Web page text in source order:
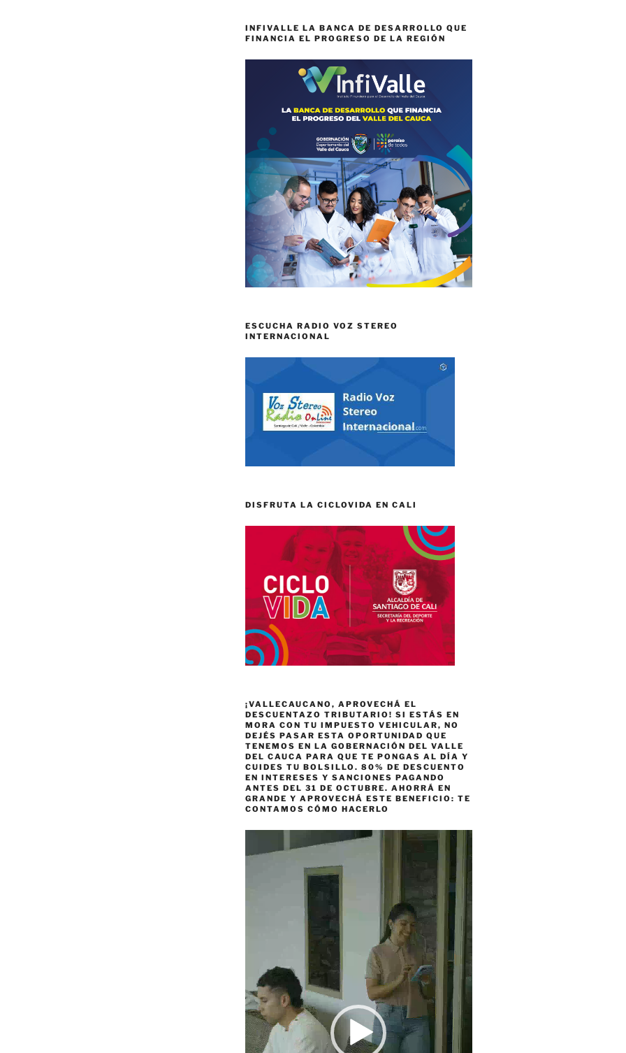
INFIVALLE LA BANCA DE DESARROLLO QUE
FINANCIA EL PROGRESO DE LA REGIÓN
ESCUCHA RADIO VOZ STEREO
INTERNACIONAL
DISFRUTA LA CICLOVIDA EN CALI
¡VALLECAUCANO, APROVECHÁ EL
DESCUENTAZO TRIBUTARIO! SI ESTÁS EN
MORA CON TU IMPUESTO VEHICULAR, NO
DEJÉS PASAR ESTA OPORTUNIDAD QUE
TENEMOS EN LA GOBERNACIÓN DEL VALLE
DEL CAUCA PARA QUE TE PONGAS AL DÍA Y
CUIDES TU BOLSILLO. 80% DE DESCUENTO
EN INTERESES Y SANCIONES PAGANDO
ANTES DEL 31 DE OCTUBRE. AHORRÁ EN
GRANDE Y APROVECHÁ ESTE BENEFICIO: TE
CONTAMOS CÓMO HACERLO
de